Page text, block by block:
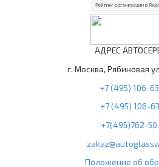
АДРЕС
г. Москва, Рябиновая
+7 (495) 106-
+7 (495) 106-
+7(495)762-
Положение об